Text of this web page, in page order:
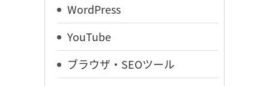
WordPress
YouTube
ブラウザ・SEOツール